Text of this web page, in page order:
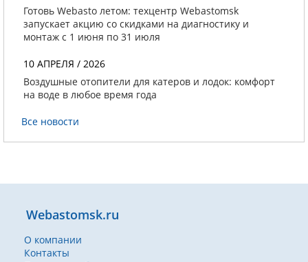
Готовь Webasto летом: техцентр Webastomsk
запускает акцию со скидками на диагностику и
монтаж с 1 июня по 31 июля
10 АПРЕЛЯ / 2026
Воздушные отопители для катеров и лодок: комфорт
на воде в любое время года
Все новости
Webastomsk.ru
О компании
Контакты